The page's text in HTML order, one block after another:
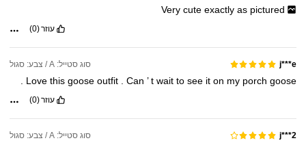
Verycuteexactlyas pictured
עוזר(0)
j***e סוג סטייל: A / צבע: סגול
Love this goose outfit Can ’t wait to see it on my porch goose
עוזר(0)
j***2 סוג סטייל: A / צבע: סגול